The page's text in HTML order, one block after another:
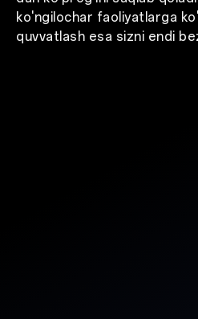
ko'ngilochar faoliyatlarga
quvvatlash esa sizni endi